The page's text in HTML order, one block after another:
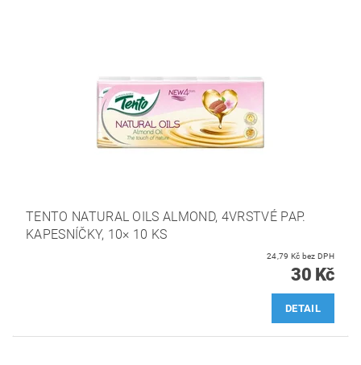
TENTO NATURAL OILS ALMOND, 4VRSTVÉ PAP.
KAPESNÍČKY, 10× 10 KS
24,79 Kč bez DPH
30 Kč
DETAIL